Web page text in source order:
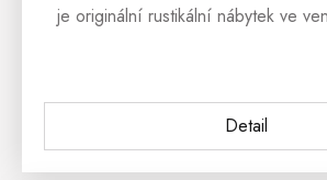
Detail
je originální rustikální nábytek ve